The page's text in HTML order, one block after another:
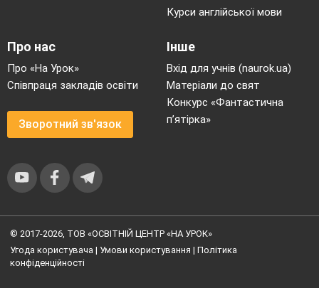
Курси англійської мови
Про нас
Про «На Урок»
Співпраця закладів освіти
Зворотний зв'язок
Інше
Вхід для учнів (naurok.ua)
Матеріали до свят
Конкурс «Фантастична
п’ятірка»
© 2017-2026, ТОВ «ОСВІТНІЙ ЦЕНТР «НА УРОК»
Угода користувача | Умови користування | Політика
конфіденційності